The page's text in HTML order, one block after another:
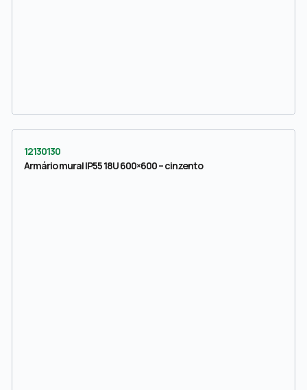
12130130
Armário mural IP55 18U 600×600 – cinzento